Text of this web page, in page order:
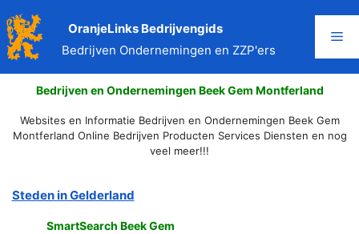
naar
de
inhoud
OranjeLinks Bedrijvengids
Bedrijven Ondernemingen en ZZP'ers
Bedrijven en Ondernemingen Beek Gem Montferland
Websites en Informatie Bedrijven en Ondernemingen Beek Gem
Montferland Online Bedrijven Producten Services Diensten en nog
veel meer!!!
Steden in Gelderland
SmartSearch Beek Gem